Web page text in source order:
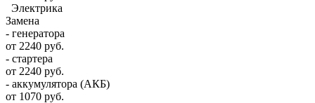
Электрика
Замена
- генератора
от 2240 руб.
- стартера
от 2240 руб.
- аккумулятора (АКБ)
от 1070 руб.